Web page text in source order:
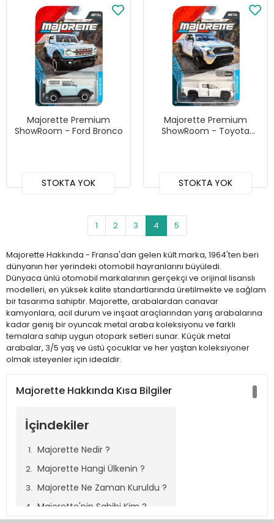
Majorette Premium
ShowRoom - Ford Bronco
STOKTA YOK
Majorette Premium
ShowRoom - Toyota
STOKTA YOK
1 2 3 4 5
Majorette Hakkında - Fransa'dan gelen kült marka, 1964'ten beri
dünyanın her yerindeki otomobil hayranlarını büyüledi.
Dünyaca ünlü otomobil markalarının gerçekçi ve orijinal lisanslı
modelleri, en yüksek kalite standartlarında üretilmekte ve sağlam
bir tasarıma sahiptir. Majorette, arabalardan canavar
kamyonlara, acil durum ve inşaat araçlarından yarış arabalarına
kadar geniş bir oyuncak metal araba koleksiyonu ve farklı
temalara sahip uygun otopark setleri sunar. Küçük metal
arabalar, 3/5 yaş ve üstü çocuklar ve her yaştan koleksiyoner
olmak isteyenler için idealdir.
Majorette Hakkında Kısa Bilgiler
İçindekiler
Majorette Nedir ?
Majorette Hangi Ülkenin ?
Majorette Ne Zaman Kuruldu ?
Majorette'nin Sahibi Kim ?